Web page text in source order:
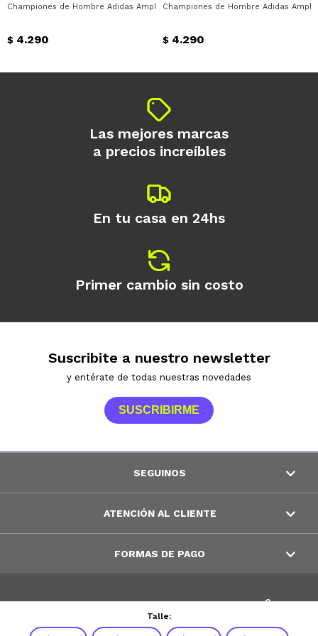
Talle:
Championes de Hombre Adidas Amplimove Trainer Adidas - Blanco - Negro
$ 4.290
Championes de Hombre Adidas
$ 4.290
Las mejores marcas
a precios increíbles
En tu casa en 24hs
Primer cambio sin costo
Suscribite a nuestro newsletter
y entérate de todas nuestras novedades
SUSCRIBIRME
SEGUINOS
ATENCIÓN AL CLIENTE
FORMAS DE PAGO
Día Mes Año
Continuar